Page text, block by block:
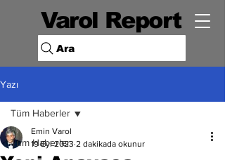
Varol Report
Ara
Yazı
Tüm Haberler
Tüm Haberler
Emin Varol
19 Eyl 2023 2 dakikada okunur